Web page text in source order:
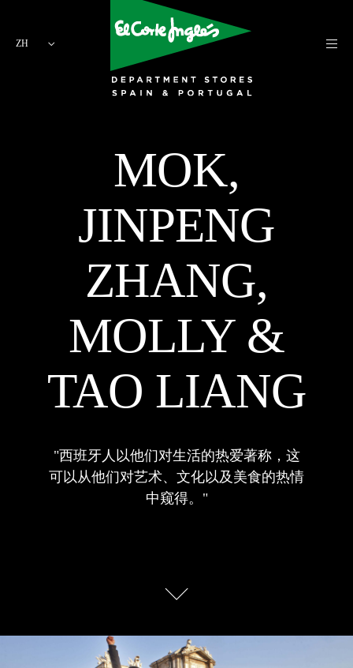
ZH
MOK,
JINPENG
ZHANG,
MOLLY &
TAO LIANG
"西班牙人以他们对生活的热爱著称，这
可以从他们对艺术、文化以及美食的热情
中窥得。"